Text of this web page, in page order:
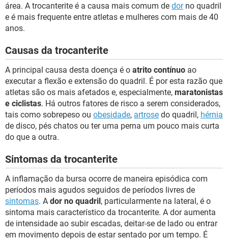
área. A trocanterite é a causa mais comum de dorno quadril
e é mais frequente entre atletas e mulheres com mais de 40
anos.
Causas da trocanterite
A principal causa desta doença é o atrito contínuo ao
executar a flexão e extensão do quadril. É por esta razão que
atletas são os mais afetados e, especialmente, maratonistas
e ciclistas. Há outros fatores de risco a serem considerados,
tais como sobrepeso ou obesidade, artrose do quadril, hérnia
de disco, pés chatos ou ter uma perna um pouco mais curta
do que a outra.
Sintomas da trocanterite
A inflamação da bursa ocorre de maneira episódica com
períodos mais agudos seguidos de períodos livres de
sintomas. A dor no quadril, particularmente na lateral, é o
sintoma mais característico da trocanterite. A dor aumenta
de intensidade ao subir escadas, deitar-se de lado ou entrar
em movimento depois de estar sentado por um tempo. É